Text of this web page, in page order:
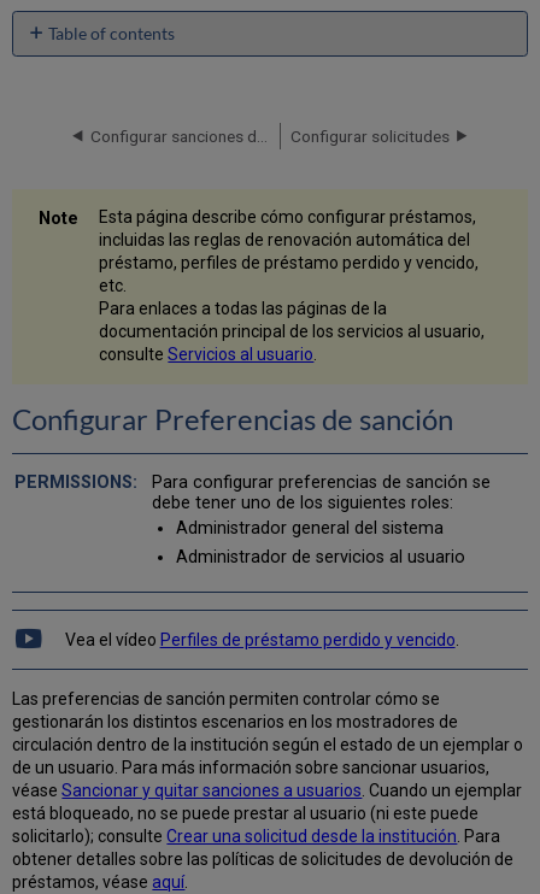
Table of contents
sanción
de
sanción
Configurar
renovación
automática
Añadir
reglas
de
renovación
automática
Configurar
préstamo
perdido
y
vencido
Añadir
una
Notificación
de
Préstamo
vencido
Configurar solicitudes
Esta página describe cómo configurar préstamos,
incluidas las reglas de renovación automática del
préstamo, perfiles de préstamo perdido y vencido,
etc.
Para enlaces a todas las páginas de la
documentación principal de los servicios al usuario,
consulteServicios al usuario.
Configurar Preferencias de sanción
Para configurar preferencias de sanción se
debe tener uno de los siguientes roles:
Administrador general del sistema
Administrador de servicios al usuario
Vea el vídeo Perfiles de préstamo perdido y vencido
Las preferencias de sanción permiten controlar cómo se
gestionarán los distintos escenarios en los mostradores de
circulación dentro de la institución según el estado de un ejemplar o
de un usuario. Para más información sobre sancionar usuarios,
véaseSancionar y quitar sanciones a usuarios . Cuando un ejemplar
está bloqueado, no se puede prestar al usuario (ni este puede
solicitarlo); consulteCrear una solicitud desde la institución . Para
obtener detalles sobre las políticas de solicitudes de devolución de
préstamos, véase aquí.